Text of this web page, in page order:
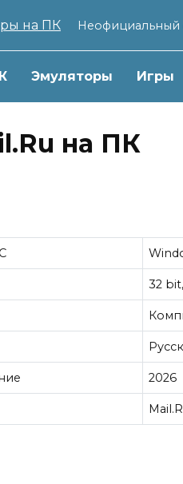
Неофициальный
Эмуляторы Игры
на ПК
32
2026